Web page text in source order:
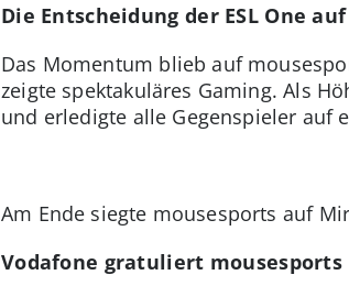
Die Entscheidung der ESL One
Das Momentum blieb auf
zeigte spektakuläres Gaming. Als
und erledigte alle Gegenspieler auf
Am Ende siegte mousesports auf
Vodafone gratuliert mousesports